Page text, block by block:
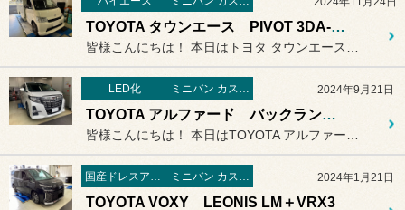
TOYOTA タウンエース PIVOT 3DA-T取り付け
LED化 ミニバン カスタマイズ編 2024年9月21日
TOYOTA アルファード バックランプ＋ウインカーランプ LED化
国産ドレスアップ ミニバン カスタマイズ編 2024年1月21日
TOYOTA VOXY LEONIS LM＋VRX3